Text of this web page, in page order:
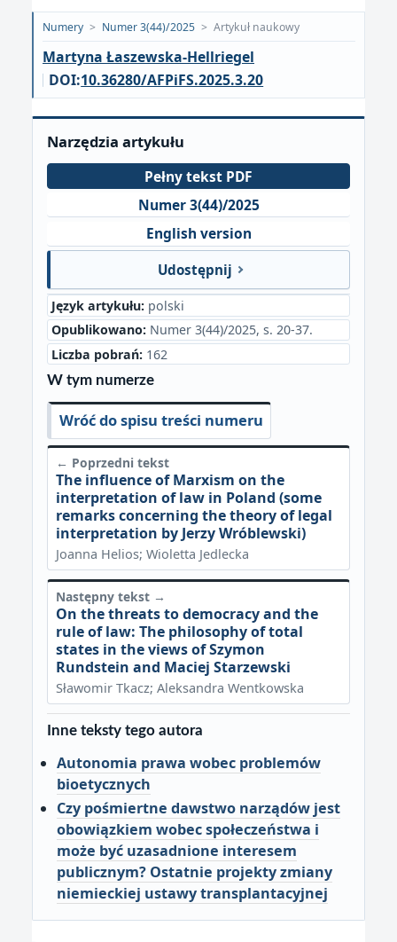
Opublikowano:
2025-
09-
17
Numery > Numer 3(44)/2025 > Artykuł naukowy
Martyna Łaszewska-Hellriegel
DOI:10.36280/AFPiFS.2025.3.20
Narzędzia artykułu
Pełny tekst PDF
Numer 3(44)/2025
English version
Udostępnij
Język artykułu: polski
Opublikowano: Numer 3(44)/2025, s. 20-37.
Liczba pobrań: 162
W tym numerze
Wróć do spisu treści numeru
← Poprzedni tekst
The influence of Marxism on the
interpretation of law in Poland (some
remarks concerning the theory of legal
interpretation by Jerzy Wróblewski)
Joanna Helios; Wioletta Jedlecka
Następny tekst →
On the threats to democracy and the
rule of law: The philosophy of total
states in the views of Szymon
Rundstein and Maciej Starzewski
Sławomir Tkacz; Aleksandra Wentkowska
Inne teksty tego autora
Autonomia prawa wobec problemów
bioetycznych
Czy pośmiertne dawstwo narządów jest
obowiązkiem wobec społeczeństwa i
może być uzasadnione interesem
publicznym? Ostatnie projekty zmiany
niemieckiej ustawy transplantacyjnej